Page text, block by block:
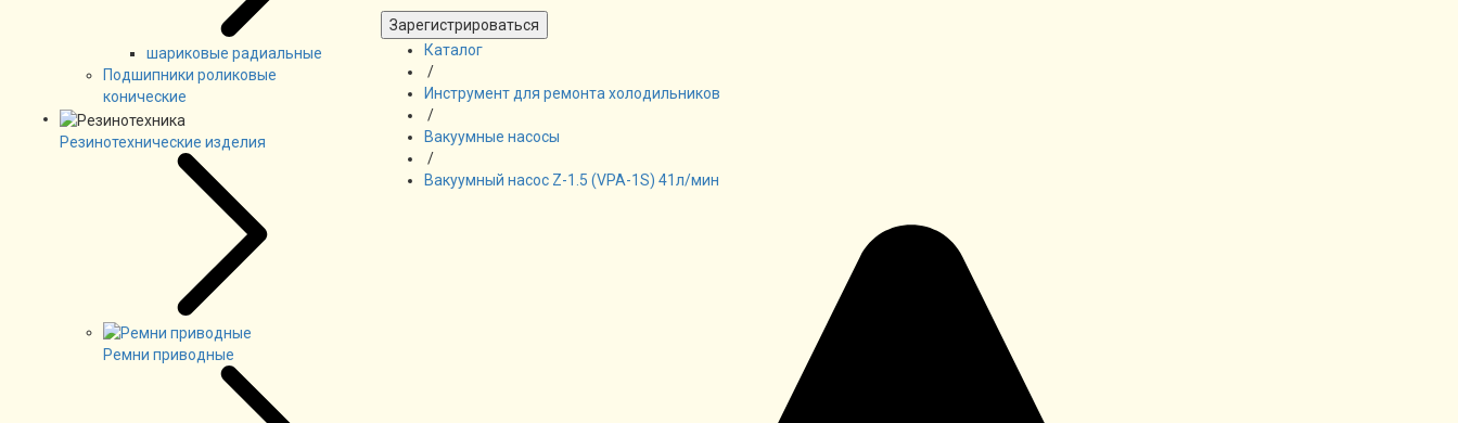
шариковые радиальные
Подшипники роликовые
конические
Резинотехнические изделия
Ремни приводные
Зарегистрироваться
Каталог
/
Инструмент для ремонта холодильников
/
Вакуумные насосы
/
Вакуумный насос Z-1.5 (VPA-1S) 41л/мин